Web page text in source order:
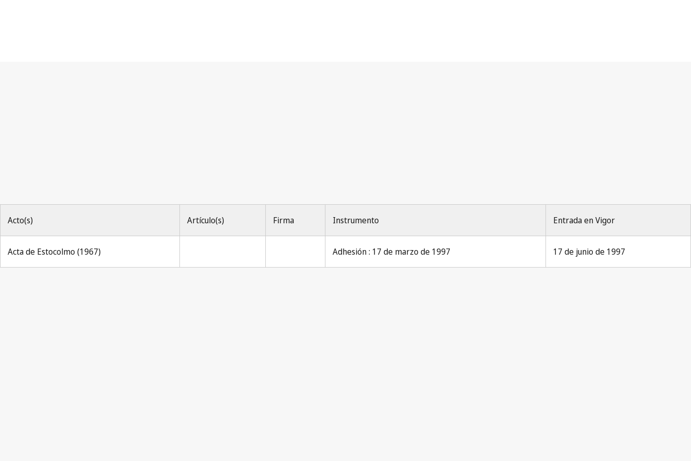
Acto(s) Artículo(s) Firma Instrumento Entrada en Vigor
Acta de Estocolmo (1967) Adhesión : 17 de marzo de 1997 17 de junio de 1997